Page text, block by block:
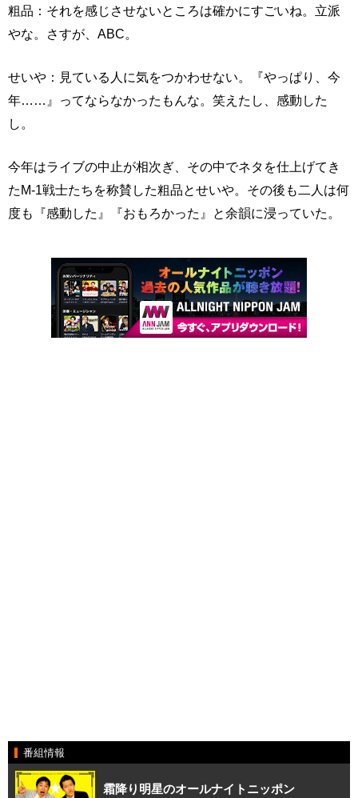
粗品：それを感じさせないところは確かにすごいね。立派
やな。さすが、ABC。
せいや：見ている人に気をつかわせない。『やっぱり、今
年……』ってならなかったもんな。笑えたし、感動した
し。
今年はライブの中止が相次ぎ、その中でネタを仕上げてき
たM-1戦士たちを称賛した粗品とせいや。その後も二人は何
度も『感動した』『おもろかった』と余韻に浸っていた。
番組情報
霜降り明星のオールナイトニッポン